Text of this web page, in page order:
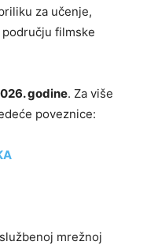
za učenje,
filmske
godine. Za više
poveznice:
mrežnoj